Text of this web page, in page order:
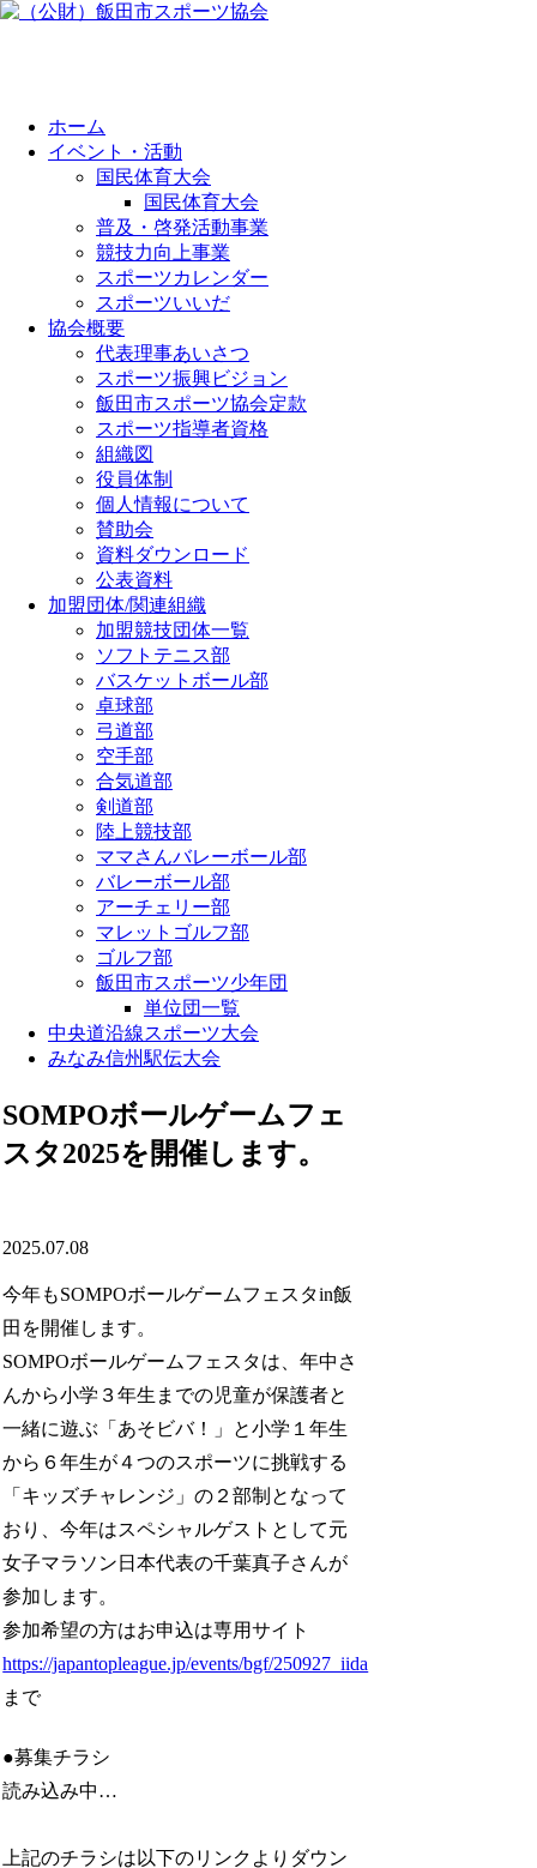
ホーム
イベント・活動
国民体育大会
国民体育大会
普及・啓発活動事業
競技力向上事業
スポーツカレンダー
スポーツいいだ
協会概要
代表理事あいさつ
スポーツ振興ビジョン
飯田市スポーツ協会定款
スポーツ指導者資格
組織図
役員体制
個人情報について
賛助会
資料ダウンロード
公表資料
加盟団体/関連組織
加盟競技団体一覧
ソフトテニス部
バスケットボール部
卓球部
弓道部
空手部
合気道部
剣道部
陸上競技部
ママさんバレーボール部
バレーボール部
アーチェリー部
マレットゴルフ部
ゴルフ部
飯田市スポーツ少年団
単位団一覧
中央道沿線スポーツ大会
みなみ信州駅伝大会
SOMPOボールゲームフェ
スタ2025を開催します。
2025.07.08
今年もSOMPOボールゲームフェスタin飯
田を開催します。
SOMPOボールゲームフェスタは、年中さ
んから小学３年生までの児童が保護者と
一緒に遊ぶ「あそビバ！」と小学１年生
から６年生が４つのスポーツに挑戦する
「キッズチャレンジ」の２部制となって
おり、今年はスペシャルゲストとして元
女子マラソン日本代表の千葉真子さんが
参加します。
参加希望の方はお申込は専用サイト
https://japantopleague.jp/events/bgf/250927_iida
まで
●募集チラシ
読み込み中…
上記のチラシは以下のリンクよりダウン